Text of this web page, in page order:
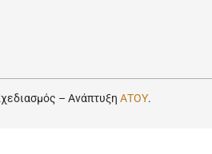
– Ανάπτυξη ΑΤΟΥ.